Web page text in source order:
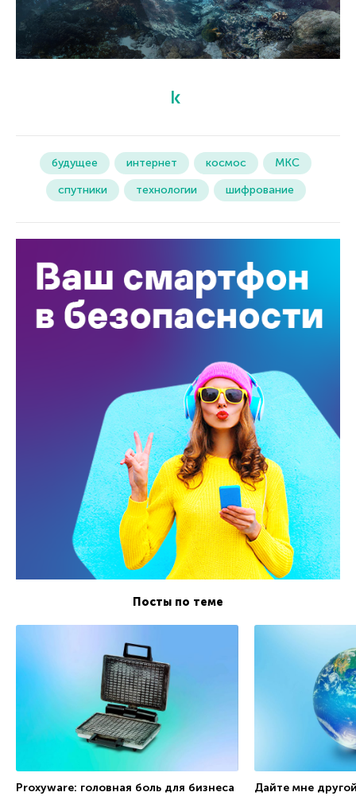
будущее интернет космос
МКС
спутники
технологии шифрование
Посты по теме
Proxyware: головная боль для бизнеса Дайте мне